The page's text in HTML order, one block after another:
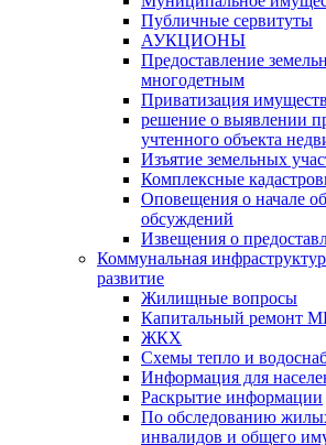
Публичные сервитуты
АУКЦИОНЫ
Предоставление
многодетным
Приватизация
решение о выявлении
учтенного объекта
Изъятие земельных
Комплексные
Оповещения о начале
обсуждений
Извещения о
Коммунальная
развитие
Жилищные вопросы
Капитальный ремонт
ЖКХ
Схемы тепло и
Информация для
Раскрытие информации
По обследованию
инвалидов и общего